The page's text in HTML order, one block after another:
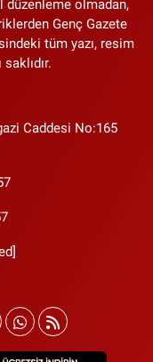
düzenleme olmadan,
Genç Gazete
tüm yazı, resim
Caddesi No:165